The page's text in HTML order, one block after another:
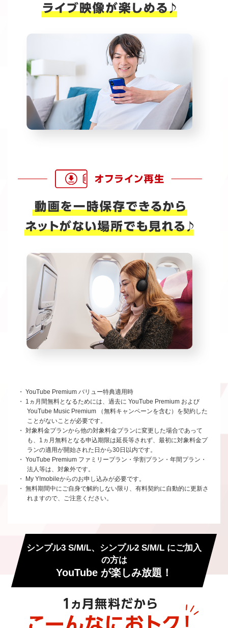
・ YouTube Premium バリュー特典適用時
・ 1ヵ月間無料となるためには、過去に YouTube Premium および
YouTube Music Premium （無料キャンペーンを含む）を契約した
ことがないことが必要です。
・ 対象料金プランから他の対象料金プランに変更した場合であって
も、1ヵ月無料となる申込期限は延長等されず、最初に対象料金プ
ランの適用が開始された日から30日以内です。
・ YouTube Premium ファミリープラン・学割プラン・年間プラン・
法人等は、対象外です。
・ My Y!mobileからのお申し込みが必要です。
・ 無料期間中にご自身で解約しない限り、有料契約に自動的に更新さ
れますので、ご注意ください。
シンプル3 S/M/L、シンプル2 S/M/L にご加入
の方は
YouTube が楽しみ放題！